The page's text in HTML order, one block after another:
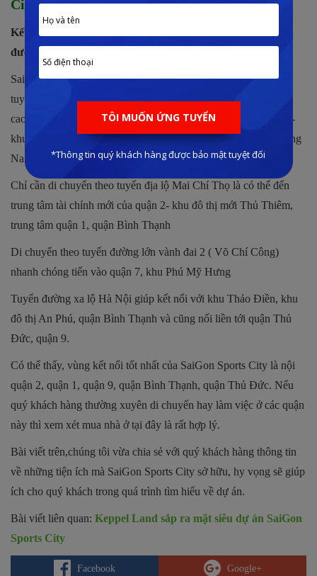
City
Kết nối giao thông nhanh chóng, linh hoạt với các tuyến
đường cao tốc, đại lộ rộng lớn
SaiGon Sports City càng trở nên đắt giá khi sở hữu mặt tiền là
tuyến đường cao tốc TP HCM- Long Thành- Dầu Giây. Tuyến
cao tốc này sẽ giúp di chuyển nhanh chóng từ dự án tới quận 9-
khu công nghệ cao, quận Thủ Đức và các tỉnh lân cận như Đồng
Nai, Vũng Tàu.
Chỉ cần di chuyển theo tuyến địa lộ Mai Chí Thọ là có thể đến
trung tâm tài chính mới của quận 2- khu đô thị mới Thủ Thiêm,
trung tâm quận 1, quận Bình Thạnh
Di chuyển theo tuyến đường lớn vành đai 2 ( Võ Chí Công)
nhanh chóng tiến vào quận 7, khu Phú Mỹ Hưng
Tuyến đường xa lộ Hà Nội giúp kết nối với khu Thảo Điền, khu
đô thị An Phú, quận Bình Thạnh và cũng nối liền tới quận Thủ
Đức, quận 9.
Có thể thấy, vùng kết nối tốt nhất của SaiGon Sports City là nội
quận 2, quận 1, quận 9, quận Bình Thạnh, quận Thủ Đức. Nếu
quý khách hàng thường xuyên di chuyển hay làm việc ở các quận
này thì xem xét mua nhà ở tại đây là rất hợp lý.
Bài viết trên,chúng tôi vừa chia sẻ với quý khách hàng thông tin
về những tiện ích mà SaiGon Sports City sở hữu, hy vọng sẽ giúp
ích cho quý khách trong quá trình tìm hiểu về dự án.
Bài viết liên quan: Keppel Land sắp ra mặt siêu dự án SaiGon
Sports City
Facebook Google+